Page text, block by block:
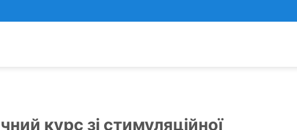
курс зі стимуляційної